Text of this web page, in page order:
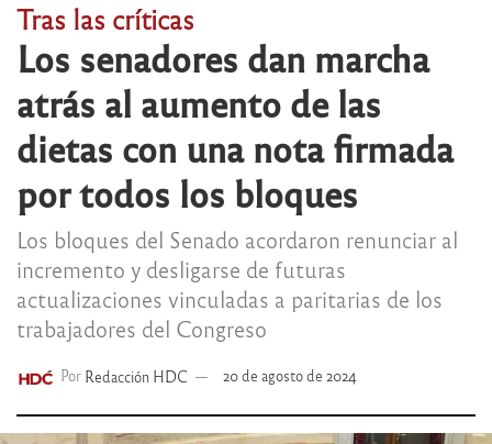
Tras las críticas
Los senadores dan marcha
atrás al aumento de las
dietas con una nota firmada
por todos los bloques
Los bloques del Senado acordaron renunciar al
incremento y desligarse de futuras
actualizaciones vinculadas a paritarias de los
trabajadores del Congreso
Por Redacción HDC 20 de agosto de 2024